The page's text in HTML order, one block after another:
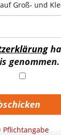
Groß- und
genommen.
Pflichtangabe